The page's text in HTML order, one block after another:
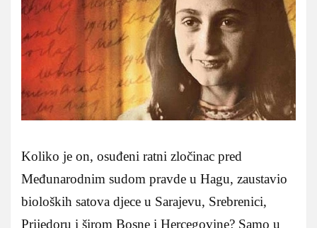
Koliko je on, osuđeni ratni zločinac pred
Međunarodnim sudom pravde u Hagu, zaustavio
bioloških satova djece u Sarajevu, Srebrenici,
Prijedoru i širom Bosne i Hercegovine? Samo u